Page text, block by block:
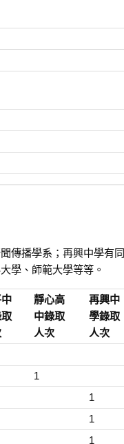
傳播學系；再興中學有同
學、師範大學等等。
靜心高
中錄取
人次
再興中
學錄取
人次
1
1
1
1